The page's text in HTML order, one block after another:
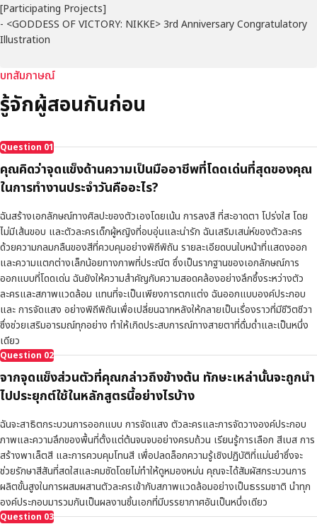
[Participating Projects]
- <GODDESS OF VICTORY: NIKKE> 3rd Anniversary Congratulatory
Illustration
- <Neverness to Everness> Congratulatory Illustration
- VTuber ""larrybear"" Character Design
- VTuber ""Amase Io"" Character Design
บทสัมภาษณ์
รู้จักผู้สอนกันก่อน
Question 01
คุณคิดว่าจุดแข็งด้านความเป็นมืออาชีพที่โดดเด่นที่สุดของคุณ
ในการทำงานประจำวันคืออะไร?
ฉันสร้างเอกลักษณ์ทางศิลปะของตัวเองโดยเน้น การลงสี ที่สะอาดตา โปร่งใส โดย
ไม่มีเส้นขอบ และตัวละครเด็กผู้หญิงที่อบอุ่นและน่ารัก ฉันเสริมเสน่ห์ของตัวละคร
ด้วยความกลมกลืนของสีที่ควบคุมอย่างพิถีพิถัน รายละเอียดบนใบหน้าที่แสดงออก
และความแตกต่างเล็กน้อยทางภาพที่ประณีต ซึ่งเป็นรากฐานของเอกลักษณ์การ
ออกแบบที่โดดเด่น ฉันยังให้ความสำคัญกับความสอดคล้องอย่างลึกซึ้งระหว่างตัว
ละครและสภาพแวดล้อม แทนที่จะเป็นเพียงการตกแต่ง ฉันออกแบบองค์ประกอบ
และ การจัดแสง อย่างพิถีพิถันเพื่อเปลี่ยนฉากหลังให้กลายเป็นเรื่องราวที่มีชีวิตชีวา
ซึ่งช่วยเสริมอารมณ์ทุกอย่าง ทำให้เกิดประสบการณ์ทางสายตาที่ดื่มด่ำและเป็นหนึ่ง
เดียว
Question 02
จากจุดแข็งส่วนตัวที่คุณกล่าวถึงข้างต้น ทักษะเหล่านั้นจะถูกนำ
ไปประยุกต์ใช้ในหลักสูตรนี้อย่างไรบ้าง
ฉันจะสาธิตกระบวนการออกแบบ การจัดแสง ตัวละครและการจัดวางองค์ประกอบ
ภาพและความลึกของพื้นที่ตั้งแต่ต้นจนจบอย่างครบถ้วน เรียนรู้การเลือก สีเบส การ
สร้างพาเล็ตสี และการควบคุมโทนสี เพื่อปลดล็อกความรู้เชิงปฏิบัติที่แม่นยำซึ่งจะ
ช่วยรักษาสีสันที่สดใสและคมชัดโดยไม่ทำให้ดูหมองหม่น คุณจะได้สัมผัสกระบวนการ
ผลิตขั้นสูงในการผสมผสานตัวละครเข้ากับสภาพแวดล้อมอย่างเป็นธรรมชาติ นำทุก
องค์ประกอบมารวมกันเป็นผลงานชิ้นเอกที่มีบรรยากาศอันเป็นหนึ่งเดียว
Question 03